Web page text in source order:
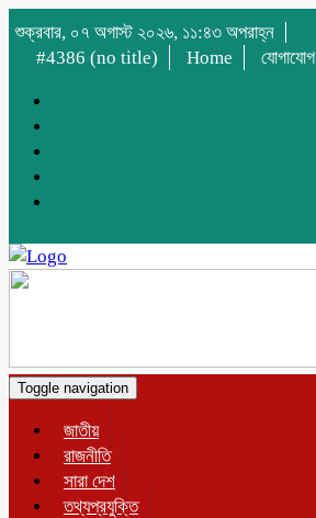
শুক্রবার, ০৭ অগাস্ট ২০২৬, ১১:৪৩ অপরাহ্ন
#4386 (no title)
Home যোগাযোগ
Toggle navigation
জাতীয়
রাজনীতি
সারা দেশ
তথ্যপ্রযুক্তি